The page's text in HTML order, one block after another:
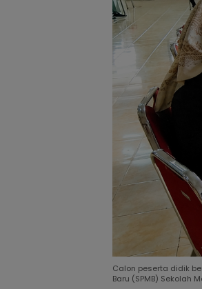
Calon peserta didik
Baru (SPMB) Sekolah